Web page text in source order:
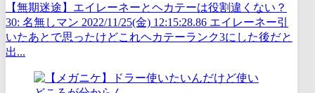
【無期迷途】エイレーネーとヘカテーは役割違くない？
30: 名無しマン 2022/11/25(金) 12:15:28.86 エイレーネー引
いたあとで思ったけどこれヘカテーランク3にした後だと
出...